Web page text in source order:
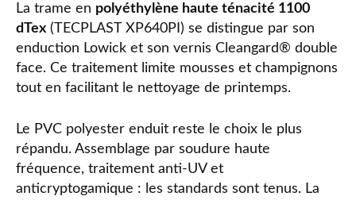
La trame en polyéthylène haute ténacité 1100
dTex (TECPLAST XP640PI) se distingue par son
enduction Lowick et son vernis Cleangard® double
face. Ce traitement limite mousses et champignons
tout en facilitant le nettoyage de printemps.
Le PVC polyester enduit reste le choix le plus
répandu. Assemblage par soudure haute
fréquence, traitement anti-UV et
anticryptogamique : les standards sont tenus. La